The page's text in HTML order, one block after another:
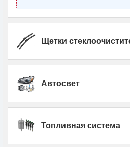
Щетки
Автосвет
Топливная система